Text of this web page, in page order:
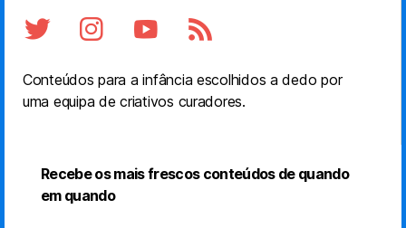
Conteúdos para a infância escolhidos a dedo por
uma equipa de criativos curadores.
Recebe os mais frescos conteúdos de quando
em quando